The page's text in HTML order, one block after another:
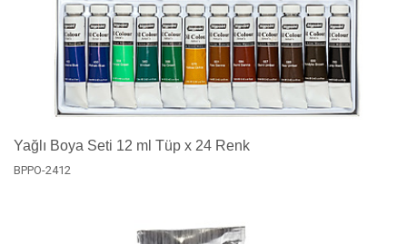
Yağlı Boya Seti 12 ml Tüp x 24 Renk
BPPO-2412